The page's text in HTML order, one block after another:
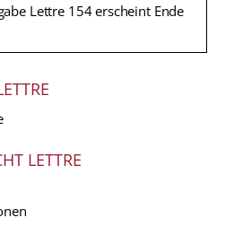
Lettre 154 erscheint Ende
LETTRE